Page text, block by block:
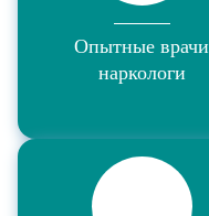
Опытные врачи
наркологи